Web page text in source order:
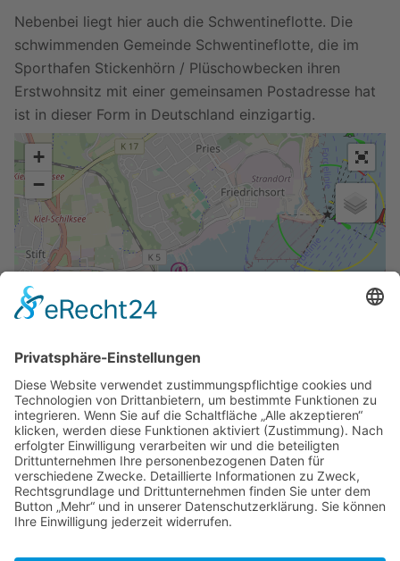
Nebenbei liegt hier auch die Schwentineflotte. Die
schwimmenden Gemeinde Schwentineflotte, die im
Sporthafen Stickenhörn / Plüschowbecken ihren
Erstwohnsitz mit einer gemeinsamen Postadresse hat
ist in dieser Form in Deutschland einzigartig.
+
−
Leaflet| © OpenStreetMapcontributors, Map data: ©OpenSeaMapcontributors
Zuletzt bearbeitet vor 3 MonatenvonCmingus
Autoren:Argonaut,Cmingus,Hbachmann,M Dietrich,